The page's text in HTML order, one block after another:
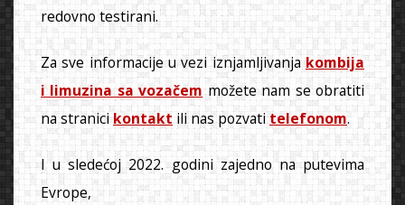
redovno testirani.
Za sve informacije u vezi iznjamljivanjakombija
i limuzina sa vozačem možete nam se obratiti
na stranicikontakt ili nas pozvatitelefonom.
I u sledećoj 2022. godini zajedno na putevima
Evrope,